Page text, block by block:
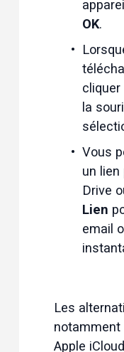
OK.
cliquer
la
Vous
un lien
Drive
Lien
email
Les
Apple